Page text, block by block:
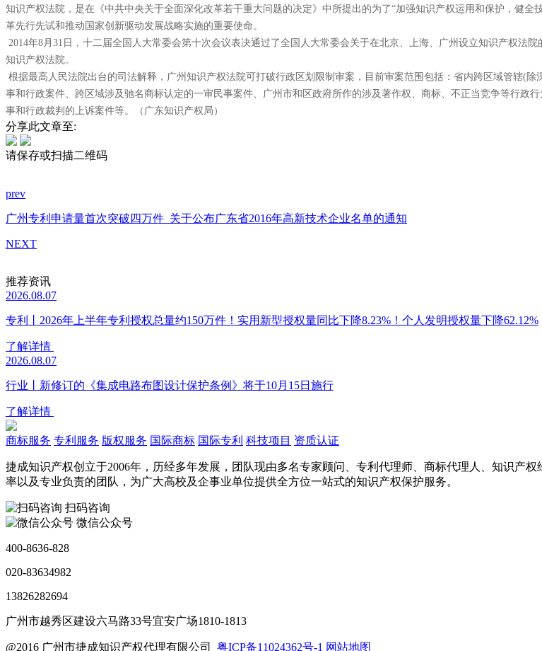
知识产权法院，是在《中共中央关于全面深化改革若干重大问题的决定》中所提出的为了“加强知识产权运用和保护，健
革先行先试和推动国家创新驱动发展战略实施的重要使命。
2014年8月31日，十二届全国人大常委会第十次会议表决通过了全国人大常委会关于在北京、上海、广州设立知识产权法
知识产权法院。
根据最高人民法院出台的司法解释，广州知识产权法院可打破行政区划限制审案，目前审案范围包括：省内跨区域管辖(
事和行政案件、跨区域涉及驰名商标认定的一审民事案件、广州市和区政府所作的涉及著作权、商标、不正当竞争等行政
事和行政裁判的上诉案件等。（广东知识产权局）
分享此文章至:
请保存或扫描二维码
prev
广州专利申请量首次突破四万件 关于公布广东省2016年高新技术企业名单的通知
NEXT
推荐资讯
2026.08.07
专利丨2026年上半年专利授权总量约150万件！实用新型授权量同比下降8.23%！个人发明授权量下降62.12%
了解详情
2026.08.07
行业丨新修订的《集成电路布图设计保护条例》将于10月15日施行
了解详情
商标服务 专利服务 版权服务 国际商标 国际专利 科技项目 资质认证
捷成知识产权创立于2006年，历经多年发展，团队现由多名专家顾问、专利代理师、商标代理人、知识产
率以及专业负责的团队，为广大高校及企事业单位提供全方位一站式的知识产权保护服务。
扫码咨询
微信公众号
400-8636-828
020-83634982
13826282694
广州市越秀区建设六马路33号宜安广场1810-1813
@2016 广州市捷成知识产权代理有限公司 粤ICP备11024362号-1 网站地图